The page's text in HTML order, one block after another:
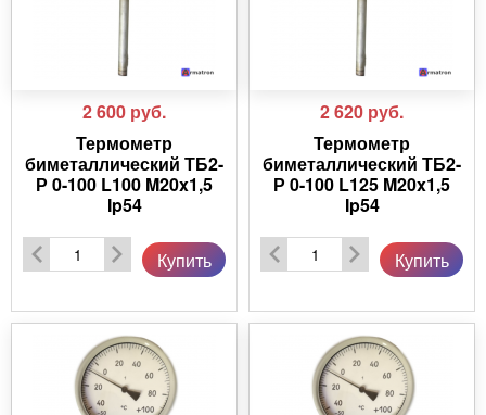
2 600 руб.
Термометр
биметаллический ТБ2-
Р 0-100 L100 M20x1,5
Ip54
Купить
2 620 руб.
Термометр
биметаллический ТБ2-
Р 0-100 L125 M20x1,5
Ip54
Купить